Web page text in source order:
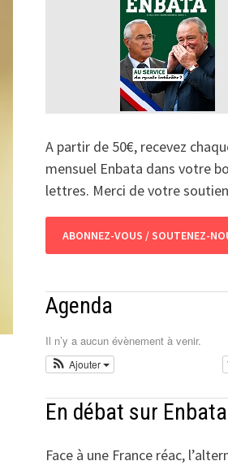
A partir de 50€, recevez
mensuel Enbata dans votre
lettres. Merci de votre
ABONNEZ-VOUS / SOUTENEZ-
Agenda
Il n’y a aucun évènement à venir.
Ajouter
En débat sur Enbata
Face à une France réac,